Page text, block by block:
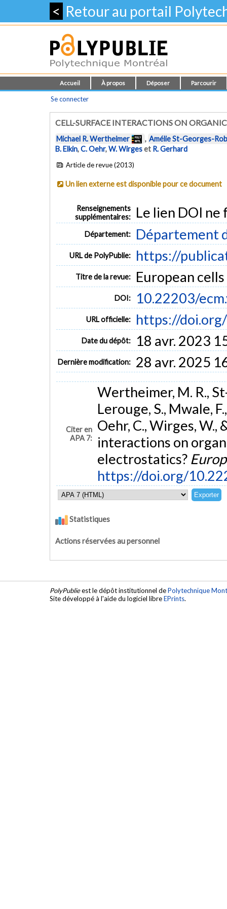
< Retour au portail
Accueil À propos Déposer Parcourir
Se connecter
CELL-SURFACE INTERACTIONS ON
Michael R. Wertheimer , Amélie St-Georges-
B. Elkin,C. Oehr,W. Wirgeset R. Gerhard
Article de revue (2013)
Un lien externe est disponible pour ce document
Renseignements
supplémentaires:
Le lien DOI
Département: Département
URL de PolyPublie: https://
Titre de la revue: European
DOI: 10.22203/
URL officielle: https://
Date du dépôt: 18 avr. 2023
Dernière modification: 28 avr. 2025
Citer en
APA 7:
Wertheimer, M. R.,
Lerouge, S., Mwale,
Oehr, C., Wirges,
interactions on
electrostatics?
https://doi.org/
Statistiques
Actions réservées au personnel
PolyPublieest le dépôt institutionnel dePolytechnique
Site développé à l'aide du logiciel libreEPrints.